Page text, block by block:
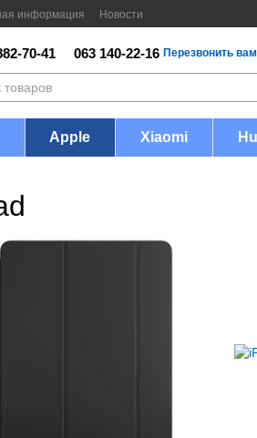
информация Новости
70-41 063 140-22-16 Перезвонить
Apple Xiaomi